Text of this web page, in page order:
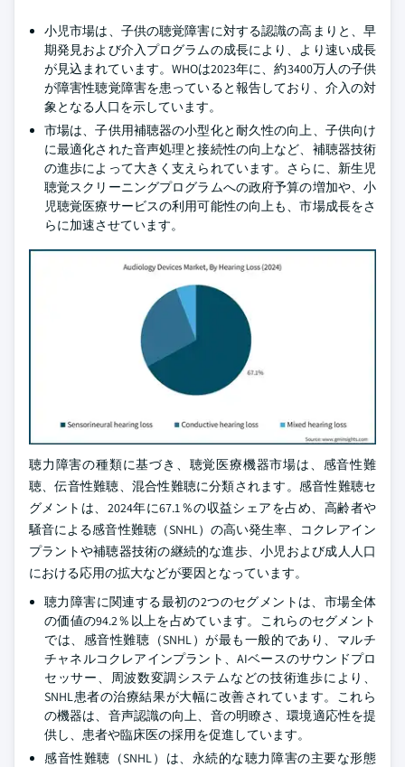
小児市場は、子供の聴覚障害に対する認識の高まりと、早
期発見および介入プログラムの成長により、より速い成長
が見込まれています。WHOは2023年に、約3400万人の子供
が障害性聴覚障害を患っていると報告しており、介入の対
象となる人口を示しています。
市場は、子供用補聴器の小型化と耐久性の向上、子供向け
に最適化された音声処理と接続性の向上など、補聴器技術
の進歩によって大きく支えられています。さらに、新生児
聴覚スクリーニングプログラムへの政府予算の増加や、小
児聴覚医療サービスの利用可能性の向上も、市場成長をさ
らに加速させています。
聴力障害の種類に基づき、聴覚医療機器市場は、感音性難
聴、伝音性難聴、混合性難聴に分類されます。感音性難聴セ
グメントは、2024年に67.1％の収益シェアを占め、高齢者や
騒音による感音性難聴（SNHL）の高い発生率、コクレアイン
プラントや補聴器技術の継続的な進歩、小児および成人人口
における応用の拡大などが要因となっています。
聴力障害に関連する最初の2つのセグメントは、市場全体
の価値の94.2％以上を占めています。これらのセグメント
では、感音性難聴（SNHL）が最も一般的であり、マルチ
チャネルコクレアインプラント、AIベースのサウンドプロ
セッサー、周波数変調システムなどの技術進歩により、
SNHL患者の治療結果が大幅に改善されています。これら
の機器は、音声認識の向上、音の明瞭さ、環境適応性を提
供し、患者や臨床医の採用を促進しています。
感音性難聴（SNHL）は、永続的な聴力障害の主要な形態